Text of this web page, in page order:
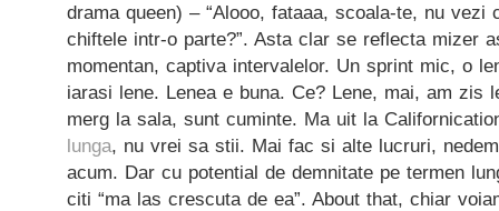
drama queen) – “Alooo, fataaa, scoala-te, nu vezi
chiftele intr-o parte?”. Asta clar se reflecta mizer
momentan, captiva intervalelor. Un sprint mic, o
iarasi lene. Lenea e buna. Ce? Lene, mai, am zis
merg la sala, sunt cuminte. Ma uit la
lunga, nu vrei sa stii. Mai fac si alte lucruri,
acum. Dar cu potential de demnitate pe termen
citi “ma las crescuta de ea”. About that, chiar